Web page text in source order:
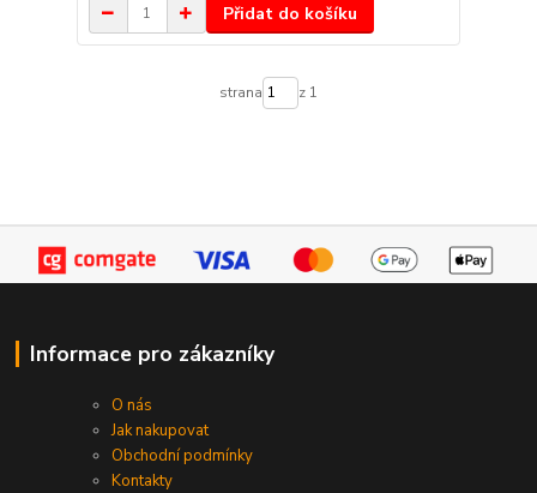
Přidat do košíku
strana z 1
Informace pro zákazníky
O nás
Jak nakupovat
Obchodní podmínky
Kontakty